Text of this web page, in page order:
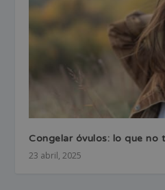
Congelar óvulos: lo que no
23 abril, 2025